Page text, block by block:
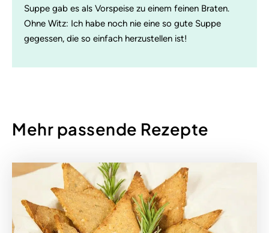
Suppe gab es als Vorspeise zu einem feinen Braten.
Ohne Witz: Ich habe noch nie eine so gute Suppe
gegessen, die so einfach herzustellen ist!
Mehr passende Rezepte